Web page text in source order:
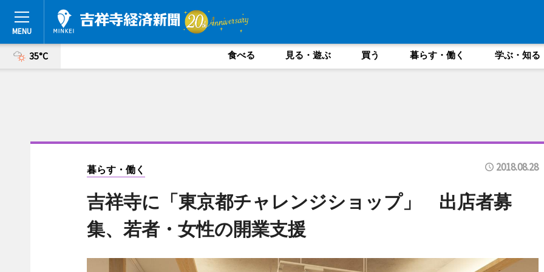
35°C 食べる 見る・遊ぶ 買う 暮らす・働く 学ぶ・知る
暮らす・働く 2018.08.28
吉祥寺に「東京都チャレンジショップ」 出店者募
集、若者・女性の開業支援